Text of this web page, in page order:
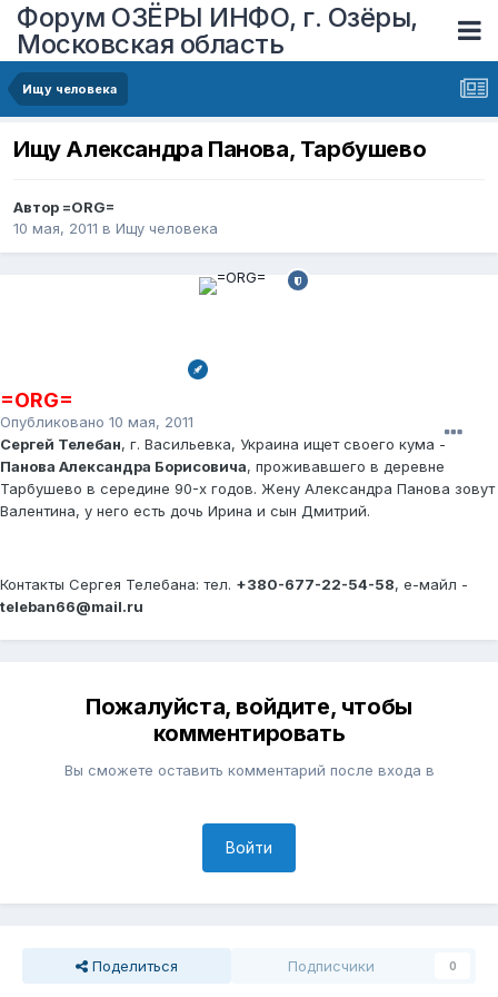
Форум ОЗЁРЫ ИНФО, г. Озёры,
Московская область
Ищу человека
Ищу Александра Панова, Тарбушево
Автор =ORG=
10 мая, 2011 в Ищу человека
=ORG=
Опубликовано 10 мая, 2011
Сергей Телебан, г. Васильевка, Украина ищет своего кума -
Панова Александра Борисовича, проживавшего в деревне
Тарбушево в середине 90-х годов. Жену Александра Панова зовут
Валентина, у него есть дочь Ирина и сын Дмитрий.
Контакты Сергея Телебана: тел. +380-677-22-54-58, е-майл -
teleban66@mail.ru
Пожалуйста, войдите, чтобы
комментировать
Вы сможете оставить комментарий после входа в
Войти
Поделиться Подписчики 0